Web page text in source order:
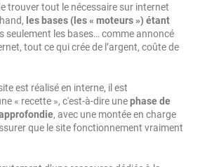
trouver tout le nécessaire sur internet
les bases (les « moteurs ») étant
seulement les bases… comme annoncé
tout ce qui crée de l’argent, coûte de
est réalisé en interne, il est
« recette », c'est-à-dire unephase de
, avec une montée en charge
que le site fonctionnement vraiment